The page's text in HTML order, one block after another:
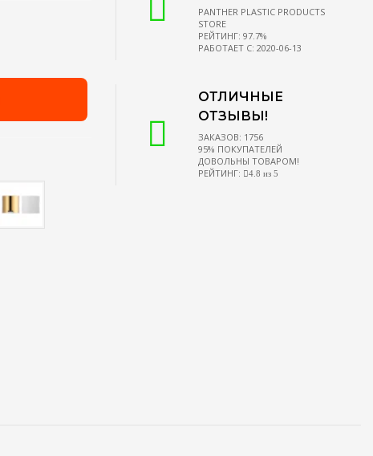
PANTHER PLASTIC PRODUCTS
STORE
РЕЙТИНГ: 97.7%
РАБОТАЕТ С: 2020-06-13
ОТЛИЧНЫЕ
ОТЗЫВЫ!
ЗАКАЗОВ: 1756
95% ПОКУПАТЕЛЕЙ
ДОВОЛЬНЫ ТОВАРОМ!
РЕЙТИНГ:
4.8 из 5